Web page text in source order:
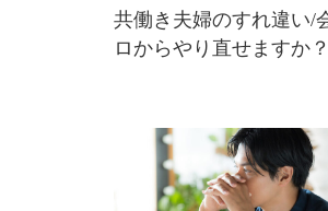
共働き夫婦のすれ違い/
ロからやり直せますか？